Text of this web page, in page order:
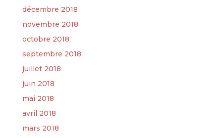
décembre 2018
novembre 2018
octobre 2018
septembre 2018
juillet 2018
juin 2018
mai 2018
avril 2018
mars 2018